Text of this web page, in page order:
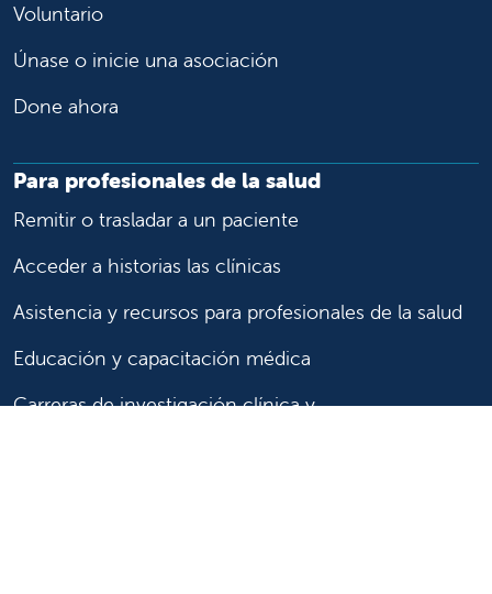
Voluntario
Únase o inicie una asociación
Done ahora
Para profesionales de la salud
Remitir o trasladar a un paciente
Acceder a historias las clínicas
Asistencia y recursos para profesionales de la salud
Educación y capacitación médica
Carreras de investigación clínica y